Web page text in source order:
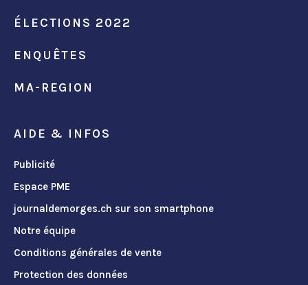
ÉLECTIONS 2022
ENQUÊTES
MA-REGION
AIDE & INFOS
Publicité
Espace PME
journaldemorges.ch sur son smartphone
Notre équipe
Conditions générales de vente
Protection des données